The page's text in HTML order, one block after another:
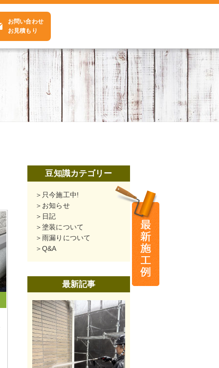
お問い合わせ
お見積もり
豆知識カテゴリー
只今施工中!
お知らせ
日記
塗装について
雨漏りについて
Q&A
最新記事